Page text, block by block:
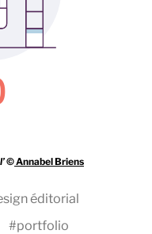
©Annabel Briens
éditorial
#portfolio